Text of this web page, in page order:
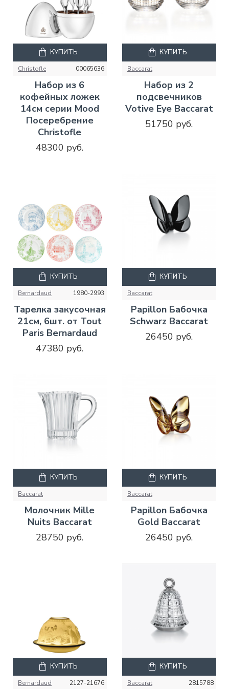
Christofle 00065636
Набор из 6
кофейных ложек
14см серии Mood
Посеребрение
Christofle
48300 руб.
КУПИТЬ
Baccarat
Набор из 2
подсвечников
Votive Eye Baccarat
51750 руб.
КУПИТЬ
Bernardaud 1980-2993
Тарелка закусочная
21см, 6шт. от Tout
Paris Bernardaud
47380 руб.
КУПИТЬ
Baccarat
Papillon Бабочка
Schwarz Baccarat
26450 руб.
КУПИТЬ
Baccarat
Молочник Mille
Nuits Baccarat
28750 руб.
КУПИТЬ
Baccarat
Papillon Бабочка
Gold Baccarat
26450 руб.
КУПИТЬ
Bernardaud 2127-21676
КУПИТЬ
Baccarat 2815788
КУПИТЬ